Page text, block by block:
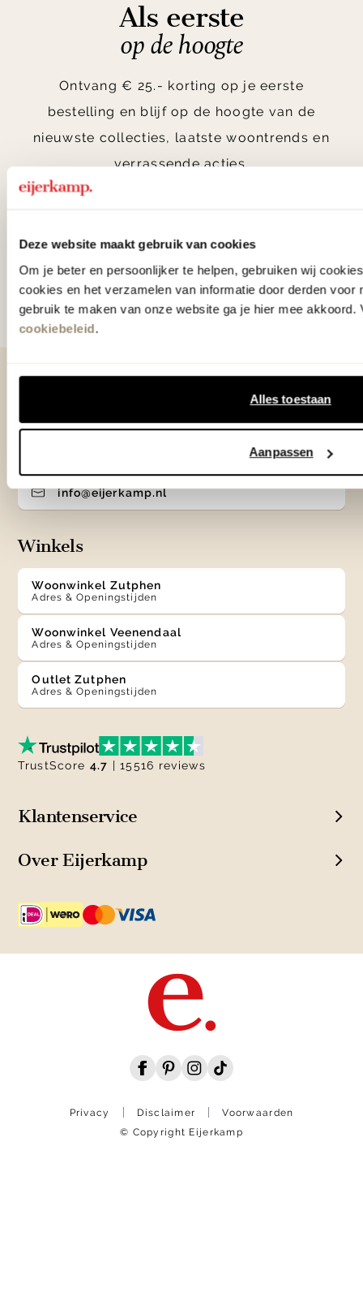
Deze website maakt gebruik van cookies
Om je beter en persoonlijker te helpen, gebruiken wij
cookies en het verzamelen van informatie door derden voor
gebruik te maken van onze website ga je hier mee akkoord.
cookiebeleid.
Alles toestaan
Aanpassen
Als eerste
op de hoogte
Ontvang € 25.- korting op je eerste
bestelling en blijf op de hoogte van de
nieuwste collecties, laatste woontrends en
verrassende acties.
Aanmelden
Door te abonneren op onze nieuwsbrief, ga je akkoord
met onze Algemene voorwaarden.
Contact
0575 - 58 36 00
info@eijerkamp.nl
Winkels
Woonwinkel Zutphen
Adres & Openingstijden
Woonwinkel Veenendaal
Adres & Openingstijden
Outlet Zutphen
Adres & Openingstijden
Klantenservice
Over Eijerkamp
TrustScore 4.7 | 15516 reviews
Privacy Disclaimer
Voorwaarden
© Copyright Eijerkamp